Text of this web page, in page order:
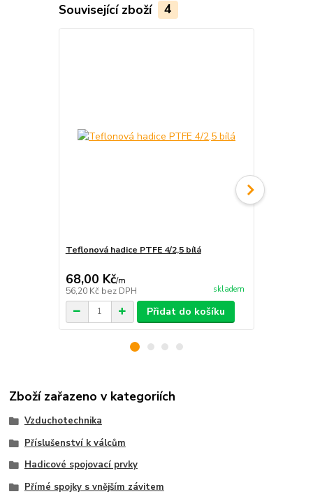
Související zboží 4
Teflonová hadice PTFE 4/2,5 bílá
68,00 Kč/m
56,20 Kč bez DPH skladem
Přidat do košíku
Zboží zařazeno v kategoriích
Vzduchotechnika
Příslušenství k válcům
Hadicové spojovací prvky
Přímé spojky s vnějším závitem